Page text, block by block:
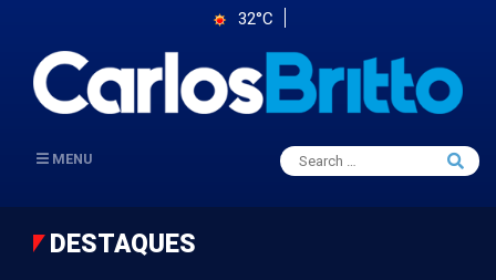
32°C
MENU
Search
for:
Search
DESTAQUES